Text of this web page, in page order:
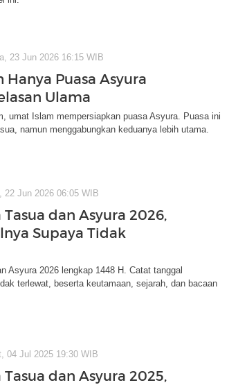
23 Jun 2026 16:15 WIB
Puasa Asyura
Ulama
umat Islam mempersiapkan puasa Asyura. Puasa ini
namun menggabungkan keduanya lebih utama.
22 Jun 2026 06:05 WIB
dan Asyura 2026,
Supaya Tidak
Asyura 2026 lengkap 1448 H. Catat tanggal
terlewat, beserta keutamaan, sejarah, dan bacaan
04 Jul 2025 19:30 WIB
dan Asyura 2025,